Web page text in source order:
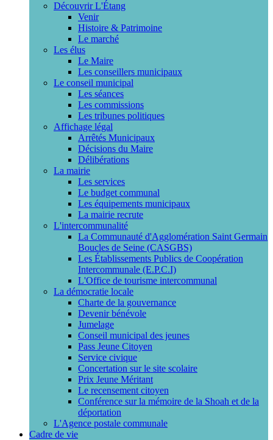
Découvrir L'Étang
Venir
Histoire & Patrimoine
Le marché
Les élus
Le Maire
Les conseillers municipaux
Le conseil municipal
Les séances
Les commissions
Les tribunes politiques
Affichage légal
Arrêtés Municipaux
Décisions du Maire
Délibérations
La mairie
Les services
Le budget communal
Les équipements municipaux
La mairie recrute
L'intercommunalité
La Communauté d'Agglomération Saint Germain
Boucles de Seine (CASGBS)
Les Établissements Publics de Coopération
Intercommunale (E.P.C.I)
L'Office de tourisme intercommunal
La démocratie locale
Charte de la gouvernance
Devenir bénévole
Jumelage
Conseil municipal des jeunes
Pass Jeune Citoyen
Service civique
Concertation sur le site scolaire
Prix Jeune Méritant
Le recensement citoyen
Conférence sur la mémoire de la Shoah et de la
déportation
L'Agence postale communale
Cadre de vie